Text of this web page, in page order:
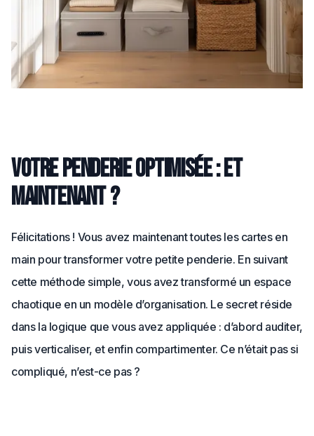
Votre penderie optimisée : et
maintenant ?
Félicitations ! Vous avez maintenant toutes les cartes en
main pour transformer votre petite penderie. En suivant
cette méthode simple, vous avez transformé un espace
chaotique en un modèle d’organisation. Le secret réside
dans la logique que vous avez appliquée : d’abord auditer,
puis verticaliser, et enfin compartimenter. Ce n’était pas si
compliqué, n’est-ce pas ?